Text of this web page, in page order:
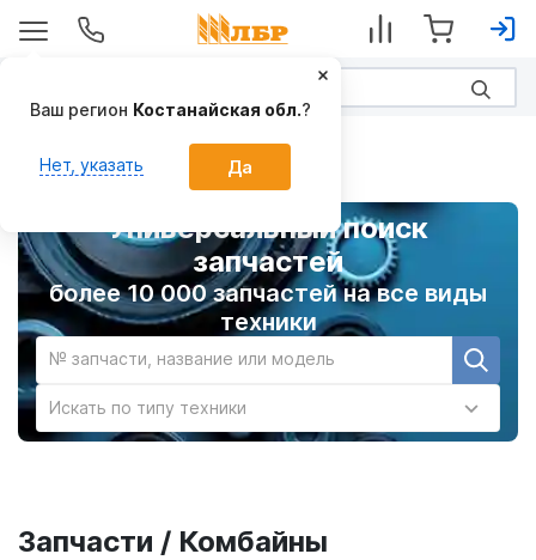
Универсальный поиск
запчастей
более 10 000 запчастей на все виды
техники
№ запчасти, название или модель
Искать по типу техники
Запчасти / Комбайны
Ваш регион Костанайская обл.?
Нет, указать Да